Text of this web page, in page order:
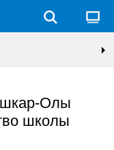
Олы
школы